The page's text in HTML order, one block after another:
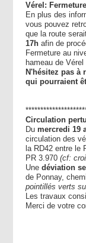
Vérel:
En plus des
vous pouvez
que la route
17hafin de
Fermeture au
hameau de
N'hésitez pas à
qui pourraient
Circulation
Du mercredi 19
circulation des
la RD42 entre le
PR 3.970 (cf:
Une déviation
de Ponnay,
pointillés verts
Les travaux
Merci de votre